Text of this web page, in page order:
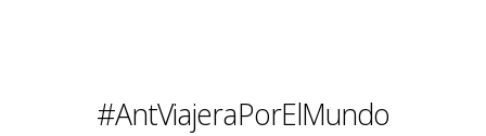
#AntViajeraPorElMundo